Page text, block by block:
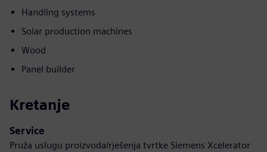
Handling systems
Solar production machines
Wood
Panel builder
Kretanje
Service
Pruža uslugu proizvoda/rješenja tvrtke Siemens Xcelerator